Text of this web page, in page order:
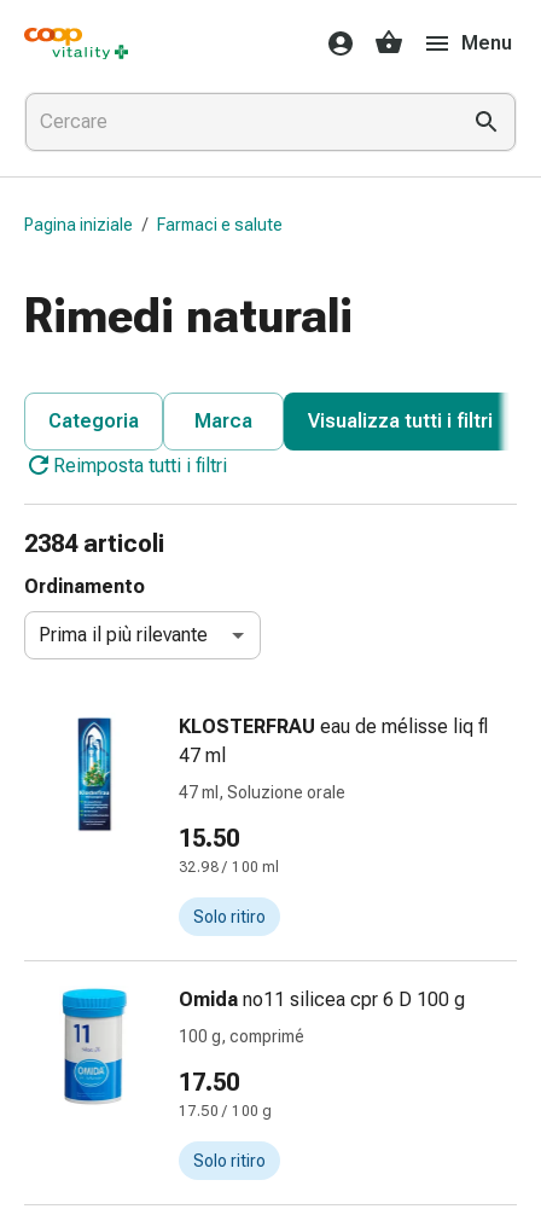
Farmaci
e
salute
Influenza
e
raffreddore
per
gola
Farmaci
raffreddore
gola
Tosse
e
bronchite
accessori
Detergente
Tessuti
Raffreddore
delle
ferite
e
delle
ustioni
Bende
Compresse
Menu
Pagina iniziale / Farmaci e salute
Rimedi naturali
Categoria Marca
Visualizza tutti i filtri
Reimposta tutti i filtri
2384 articoli
Ordinamento
Prima il più rilevante
KLOSTERFRAU eau de mélisse liq fl
47 ml
47 ml, Soluzione orale
15.50
32.98 / 100 ml
Solo ritiro
Omida no11 silicea cpr 6 D 100 g
100 g, comprimé
17.50
17.50 / 100 g
Solo ritiro